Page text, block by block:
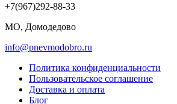
+7(967)292-88-33
МО, Домодедово
info@pnevmodobro.ru
Политика конфиденциальности
Пользовательское соглашение
Доставка и оплата
Блог